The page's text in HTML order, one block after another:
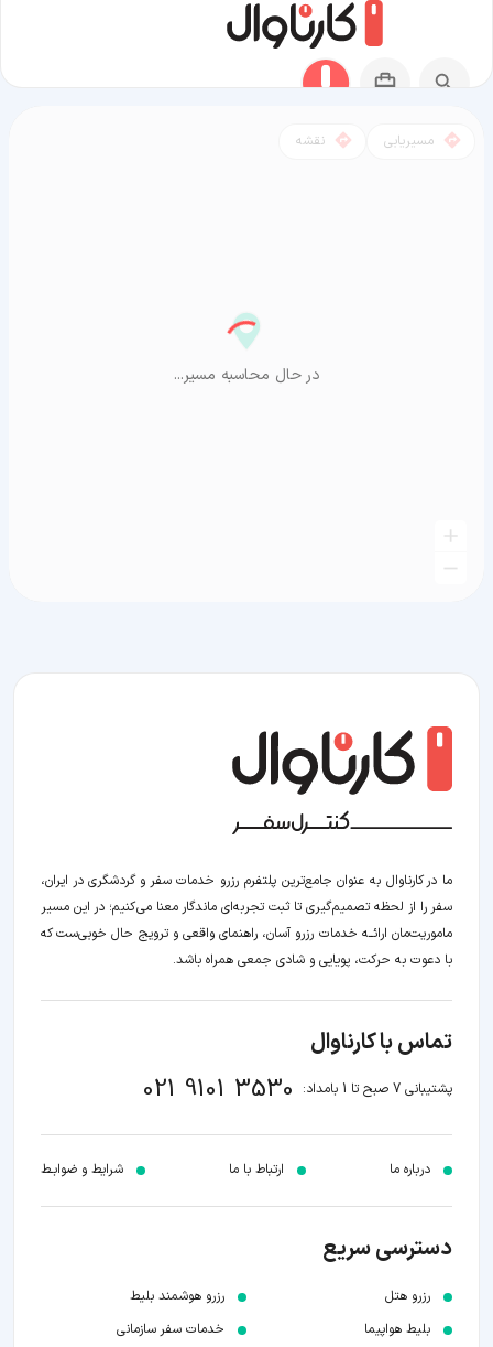
مسیریابی نقشه
در حال محاسبه مسیر...
ما در کارناوال به عنوان جامع‌ترین پلتفرم رزرو خدمات سفر و گردشگری در ایران،
سفر را از لحظه‌ تصمیم‌گیری تا ثبت تجربه‌ای ماندگار معنا می‌کنیم؛ در این مسیر‍
ماموریت‌مان اراﺋــﻪ خدمات رزرو آسان، راهنمای واقعی و ترویج حال خوبی‌ست که
با دعوت به حرکت، پویایی و شادی جمعی همراه باشد.
تماس با کارناوال
پشتیبانی 7 صبح تا 1 بامداد: 021 9101 3530
درباره ما ارتباط با ما شرایط و ضوابـط
دسترسی سریع
رزرو هتل
بلیط هواپیما
رزرو هوشمند بلیط
خدمات سفر سازمانی